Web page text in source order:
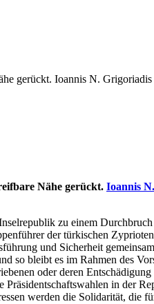
gerückt. Ioannis N.
Nähe gerückt. Ioannis
zu einem
der türkischen
und Sicherheit
so bleibt es im Rahmen des
oder deren
Präsidentschaftswahlen in der
werden die Solidarität, die